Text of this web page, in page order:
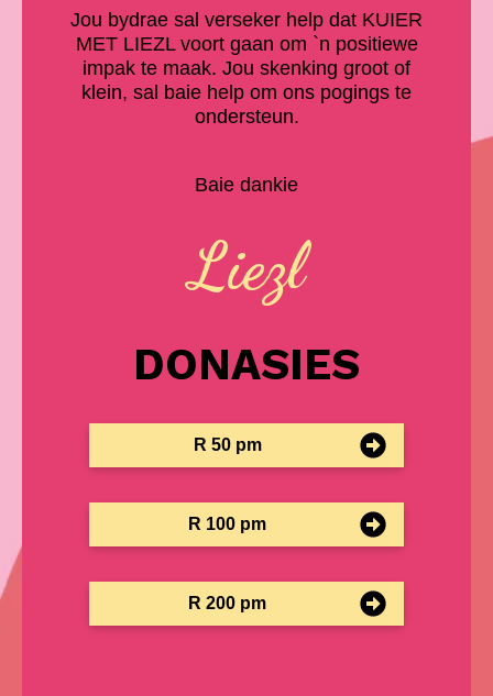
Jou bydrae sal verseker help dat KUIER
MET LIEZL voort gaan om `n positiewe
impak te maak. Jou skenking groot of
klein, sal baie help om ons pogings te
ondersteun.
Baie dankie
Liezl
DONASIES
R 50 pm
R 100 pm
R 200 pm